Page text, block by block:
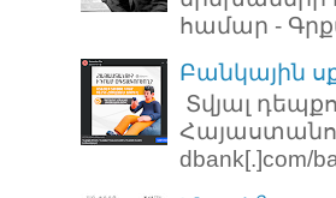
համար -
Բանկային
Տվյալ
dbank[.]com/